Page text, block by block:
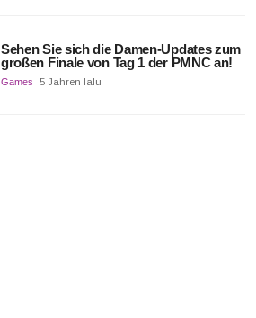
Sehen Sie sich die Damen-Updates zum
großen Finale von Tag 1 der PMNC an!
Games 5 Jahren lalu